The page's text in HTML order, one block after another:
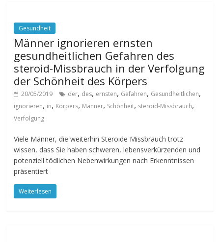
Gesundheit
Männer ignorieren ernsten
gesundheitlichen Gefahren des
steroid-Missbrauch in der Verfolgung
der Schönheit des Körpers
20/05/2019 der, des, ernsten, Gefahren, Gesundheitlichen,
ignorieren, in, Körpers, Männer, Schönheit, steroid-Missbrauch,
Verfolgung
Viele Männer, die weiterhin Steroide Missbrauch trotz
wissen, dass Sie haben schweren, lebensverkürzenden und
potenziell tödlichen Nebenwirkungen nach Erkenntnissen
präsentiert
Weiterlesen